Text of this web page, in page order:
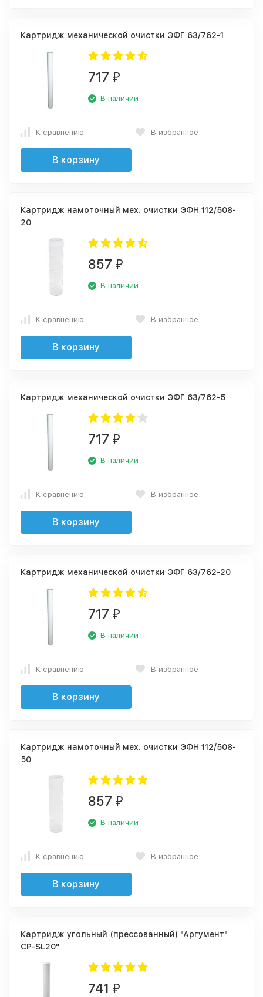
Картридж механической очистки ЭФГ 63/762-1
717 ₽
В наличии
К сравнению В избранное
В корзину
Картридж намоточный мех. очистки ЭФН 112/508-
20
857 ₽
В наличии
К сравнению В избранное
В корзину
Картридж механической очистки ЭФГ 63/762-5
717 ₽
В наличии
К сравнению В избранное
В корзину
Картридж механической очистки ЭФГ 63/762-20
717 ₽
В наличии
К сравнению В избранное
В корзину
Картридж намоточный мех. очистки ЭФН 112/508-
50
857 ₽
В наличии
К сравнению В избранное
В корзину
Картридж угольный (прессованный) "Аргумент"
CP-SL20"
741 ₽